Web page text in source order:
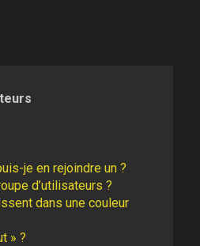
je en rejoindre un ?
d’utilisateurs ?
dans une couleur
» ?